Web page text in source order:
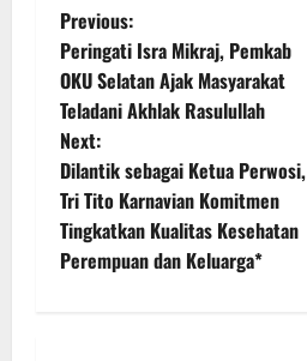
P
o
s
t
n
a
Previous:
Peringati Isra Mikraj, Pemkab
OKU Selatan Ajak Masyarakat
Teladani Akhlak Rasulullah
Next:
Dilantik sebagai Ketua Perwosi,
Tri Tito Karnavian Komitmen
Tingkatkan Kualitas Kesehatan
Perempuan dan Keluarga*